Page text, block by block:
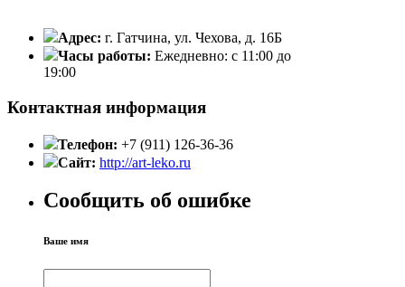
Адрес: г. Гатчина, ул. Чехова, д. 16Б
Часы работы: Ежедневно: с 11:00 до
19:00
Контактная информация
Телефон: +7 (911) 126-36-36
Сайт: http://art-leko.ru
Сообщить об ошибке
Ваше имя